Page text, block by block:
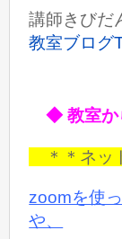
講師きびだ
教室ブログ
◆ 教室か
＊＊ネッ
zoomを使
や、